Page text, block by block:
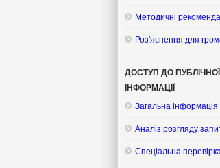
Методичні
Роз'яснення для
ДОСТУП ДО ПУБЛІЧНОЇ
ІНФОРМАЦІЇ
Загальна інформація
Аналіз розгляду
Спеціальна